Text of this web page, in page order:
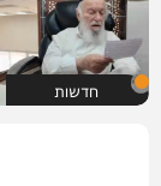
חדשות